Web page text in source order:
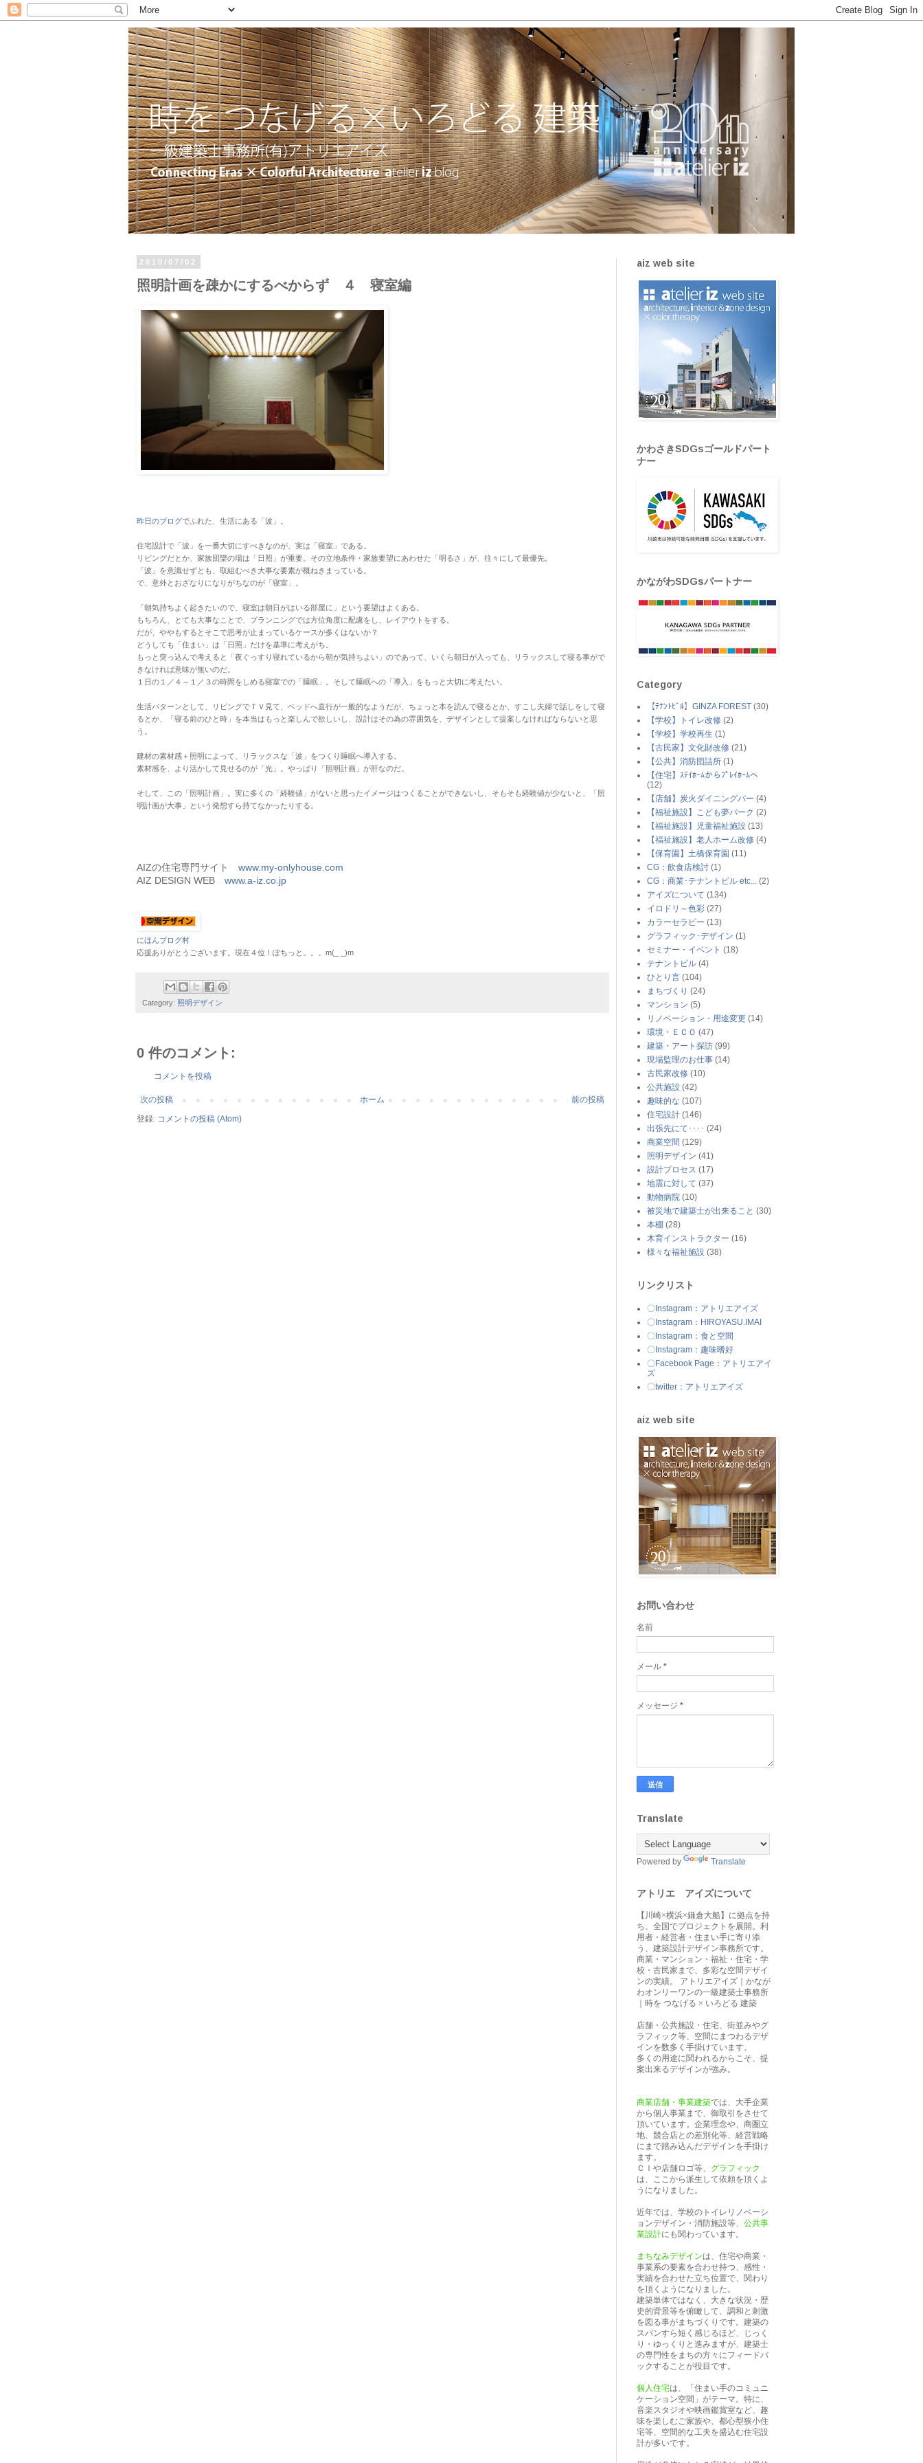
2010/07/02
照明計画を疎かにするべからず ４ 寝室編
昨日のブログでふれた、生活にある「波」。
住宅設計で「波」を一番大切にすべきなのが、実は「寝室」である。
リビングだとか、家族団欒の場は「日照」が重要。その立地条件・家族要望にあわせた「明るさ」が、往々にして最優先。
「波」を意識せずとも、取組むべき大事な要素が概ねきまっている。
で、意外とおざなりになりがちなのが「寝室」。
「朝気持ちよく起きたいので、寝室は朝日がはいる部屋に」という要望はよくある。
もちろん、とても大事なことで、プランニングでは方位角度に配慮をし、レイアウトをする。
だが、ややもするとそこで思考が止まっているケースが多くはないか？
どうしても「住まい」は「日照」だけを基準に考えがち。
もっと突っ込んで考えると「夜ぐっすり寝れているから朝が気持ちよい」のであって、いくら朝日が入っても、リラックスして寝る事がで
きなければ意味が無いのだ。
１日の１／４～１／３の時間をしめる寝室での「睡眠」。そして睡眠への「導入」をもっと大切に考えたい。
生活パターンとして、リビングでＴＶ見て、ベッドへ直行が一般的なようだが、ちょっと本を読んで寝るとか、すこし夫婦で話しをして寝
るとか、「寝る前のひと時」を本当はもっと楽しんで欲しいし、設計はその為の雰囲気を、デザインとして提案しなければならないと思
う。
建材の素材感＋照明によって、リラックスな「波」をつくり睡眠へ導入する。
素材感を、より活かして見せるのが「光」。やっぱり「照明計画」が肝なのだ。
そして、この「照明計画」。実に多くの「経験値」がないと思ったイメージはつくることができないし、そもそも経験値が少ないと、「照
明計画が大事」という発想すら持てなかったりする。
AIZの住宅専門サイト www.my-onlyhouse.com
AIZ DESIGN WEB www.a-iz.co.jp
にほんブログ村
応援ありがとうございます。現在４位！ぽちっと。。。m(_ _)m
Category: 照明デザイン
0 件のコメント:
コメントを投稿
次の投稿 前の投稿
ホーム
登録: コメントの投稿 (Atom)
aiz web site
かわさきSDGsゴールドパート
ナー
かながわSDGsパートナー
Category
【ﾃﾅﾝﾄﾋﾞﾙ】GINZA FOREST (30)
【学校】トイレ改修 (2)
【学校】学校再生 (1)
【古民家】文化財改修 (21)
【公共】消防団詰所 (1)
【住宅】ｽﾃｲﾎｰﾑからﾌﾟﾚｲﾎｰﾑへ
(12)
【店舗】炭火ダイニングバー (4)
【福祉施設】こども夢パーク (2)
【福祉施設】児童福祉施設 (13)
【福祉施設】老人ホーム改修 (4)
【保育園】土橋保育園 (11)
CG：飲食店検討 (1)
CG：商業･テナントビル etc... (2)
アイズについて (134)
イロドリ～色彩 (27)
カラーセラピー (13)
グラフィック･デザイン (1)
セミナー・イベント (18)
テナントビル (4)
ひとり言 (104)
まちづくり (24)
マンション (5)
リノベーション・用途変更 (14)
環境・ＥＣＯ (47)
建築・アート探訪 (99)
現場監理のお仕事 (14)
古民家改修 (10)
公共施設 (42)
趣味的な (107)
住宅設計 (146)
出張先にて････ (24)
商業空間 (129)
照明デザイン (41)
設計プロセス (17)
地震に対して (37)
動物病院 (10)
被災地で建築士が出来ること (30)
本棚 (28)
木育インストラクター (16)
様々な福祉施設 (38)
リンクリスト
〇Instagram：アトリエアイズ
〇Instagram：HIROYASU.IMAI
〇Instagram：食と空間
〇Instagram：趣味嗜好
〇Facebook Page：アトリエアイ
ズ
〇twitter：アトリエアイズ
aiz web site
お問い合わせ
名前
メール *
メッセージ *
Translate
Powered by Translate
アトリエ アイズについて
【川崎×横浜×鎌倉大船】に拠点を持
ち、全国でプロジェクトを展開。利
用者・経営者・住まい手に寄り添
う、建築設計デザイン事務所です。
商業・マンション・福祉・住宅・学
校・古民家まで、多彩な空間デザイ
ンの実績。 アトリエアイズ｜かなが
わオンリーワンの一級建築士事務所
｜時を つなげる × いろどる 建築
店舗・公共施設・住宅、街並みやグ
ラフィック等、空間にまつわるデザ
インを数多く手掛けています。
多くの用途に関われるからこそ、提
案出来るデザインが強み。
商業店舗・事業建築では、大手企業
から個人事業まで、御取引をさせて
頂いています。企業理念や、商圏立
地、競合店との差別化等、経営戦略
にまで踏み込んだデザインを手掛け
ます。
ＣＩや店舗ロゴ等、 グラフィック
は、ここから派生して依頼を頂くよ
うになりました。
近年では、学校のトイレリノベーシ
ョンデザイン・消防施設等、 公共事
業設計にも関わっています。
まちなみデザインは、住宅や商業・
事業系の要素を合わせ持つ、感性・
実績を合わせた立ち位置で、関わり
を頂くようになりました。
建築単体ではなく、大きな状況・歴
史的背景等を俯瞰して、調和と刺激
を図る事がまちづくりです。建築の
スパンすら短く感じるほど、じっく
り・ゆっくりと進みますが、建築士
の専門性をまちの方々にフィードバ
ックすることが役目です。
個人住宅は、「住まい手のコミュニ
ケーション空間」がテーマ。特に、
音楽スタジオや映画鑑賞室など、趣
味を楽しむご家族や、都心型狭小住
宅等、空間的な工夫を盛込む住宅設
計が多いです。